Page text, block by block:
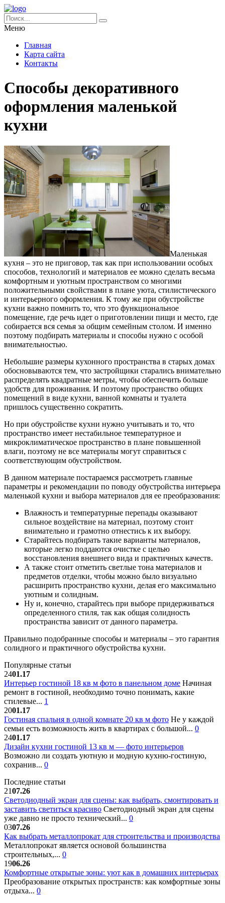
Меню
Главная
Карта сайта
Контакты
Способы декоративного
оформления маленькой
кухни
Маленькая
кухня – это не приговор, так как при использовании особых
способов, технологий и материалов ее можно сделать весьма
комфортным и уютным пространством со многими
положительными свойствами в плане уюта, стилистического
и интерьерного оформления. К тому же при обустройстве
кухни важно помнить то, что это функциональное
помещение, где речь идет о приготовлении пищи и место, где
собирается вся семья за общим семейным столом. И именно
поэтому подбирать материалы и способы нужно с особой
внимательностью.
Небольшие размеры кухонного пространства в старых домах
обосновываются тем, что застройщики старались внимательно
распределять квадратные метры, чтобы обеспечить больше
удобств для проживания. И поэтому пространство общих
помещений в виде кухни, ванной комнаты и туалета
пришлось существенно сократить.
Но при обустройстве кухни нужно учитывать и то, что
пространство имеет нестабильное температурное и
микроклиматическое пространство в плане повышенной
влаги, поэтому не все материалы могут справиться с
соответствующим обустройством.
В данном материале постараемся рассмотреть главные
параметры и рекомендации по поводу обустройства интерьера
маленькой кухни и выбора материалов для ее преобразования:
Влажность и температурные перепады оказывают
сильное воздействие на материал, поэтому стоит
внимательно и грамотно отнестись к их выбору.
Старайтесь подбирать такие варианты материалов,
которые легко поддаются очистке с целью
восстановления внешнего вида и практичных качеств.
А также стоит отметить светлые тона материалов и
предметов отделки, чтобы можно было визуально
расширить пространство кухни, делая его максимально
уютным и солидным.
Ну и, конечно, старайтесь при выборе придерживаться
определенного стиля, так как общая солидность
пространства зависит от данного параметра.
Правильно подобранные способы и материалы – это гарантия
солидного и практичного обустройства кухни.
Популярные статьи
2401.17
Интерьер гостиной 18 кв м фото в панельном доме Начиная
ремонт в гостиной, необходимо точно понимать, какие
стилевые... 1
2001.17
Гостиная спальня в одной комнате 20 кв м фото Не у каждой
семьи есть возможность жить в квартирах с большой... 0
2401.17
Дизайн кухни гостиной 13 кв м — фото интерьеров
Возможно ли создать уютную и модную кухню-гостиную,
сохранив... 0
Последние статьи
2107.26
Светодиодный экран для сцены: как выбрать, смонтировать и
заставить светиться красиво Светодиодный экран для сцены
уже давно не просто технический... 0
0307.26
Как выбрать металлопрокат для строительства и производства
Металлопрокат является основой большинства
строительных,... 0
1906.26
Комфортные открытые зоны: уют как в домашних интерьерах
Преобразование открытых пространств: как комфортные зоны
отдыха... 0